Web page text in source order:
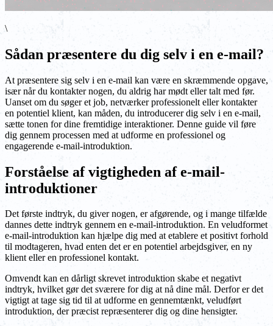
\
Sådan præsentere du dig selv i en e-mail?
At præsentere sig selv i en e-mail kan være en skræmmende opgave,
især når du kontakter nogen, du aldrig har mødt eller talt med før.
Uanset om du søger et job, netværker professionelt eller kontakter
en potentiel klient, kan måden, du introducerer dig selv i en e-mail,
sætte tonen for dine fremtidige interaktioner. Denne guide vil føre
dig gennem processen med at udforme en professionel og
engagerende e-mail-introduktion.
Forståelse af vigtigheden af e-mail-
introduktioner
Det første indtryk, du giver nogen, er afgørende, og i mange tilfælde
dannes dette indtryk gennem en e-mail-introduktion. En veludformet
e-mail-introduktion kan hjælpe dig med at etablere et positivt forhold
til modtageren, hvad enten det er en potentiel arbejdsgiver, en ny
klient eller en professionel kontakt.
Omvendt kan en dårligt skrevet introduktion skabe et negativt
indtryk, hvilket gør det sværere for dig at nå dine mål. Derfor er det
vigtigt at tage sig tid til at udforme en gennemtænkt, veludført
introduktion, der præcist repræsenterer dig og dine hensigter.